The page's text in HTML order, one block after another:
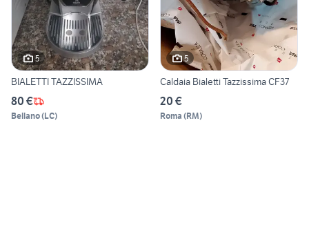
5
BIALETTI TAZZISSIMA
80 €
Bellano(LC)
5
Caldaia Bialetti Tazzissima CF37
20 €
Roma (RM)